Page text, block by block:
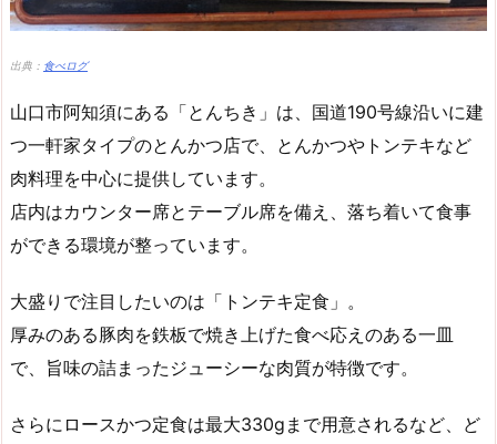
出典： 食べログ
山口市阿知須にある「とんちき」は、国道190号線沿いに建
つ一軒家タイプのとんかつ店で、とんかつやトンテキなど
肉料理を中心に提供しています。
店内はカウンター席とテーブル席を備え、落ち着いて食事
ができる環境が整っています。
大盛りで注目したいのは「トンテキ定食」。
厚みのある豚肉を鉄板で焼き上げた食べ応えのある一皿
で、旨味の詰まったジューシーな肉質が特徴です。
さらにロースかつ定食は最大330gまで用意されるなど、ど